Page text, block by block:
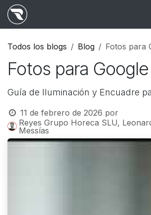
Ir al contenido
Todos los blogs Blog Fotos para
Fotos para
Guía de Iluminación y Encuadre
11 de febrero de 2026 por
Reyes Grupo Horeca SLU,
Messías